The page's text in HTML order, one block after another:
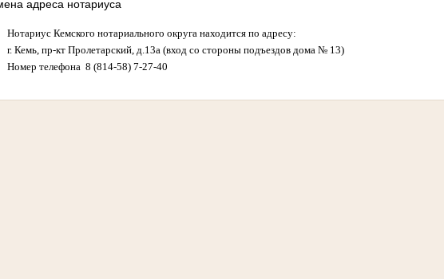
адреса нотариуса
Нотариус Кемского нотариального округа находится по адресу:
г. Кемь, пр-кт Пролетарский, д.13а (вход со стороны подъездов дома № 13)
Номер телефона 8 (814-58) 7-27-40